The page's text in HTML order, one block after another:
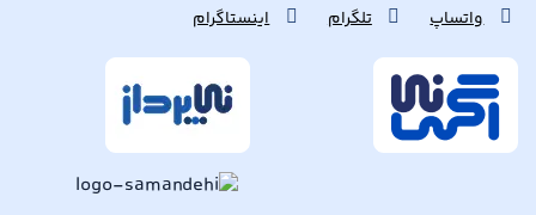
واتساپ تلگرام اینستاگرام